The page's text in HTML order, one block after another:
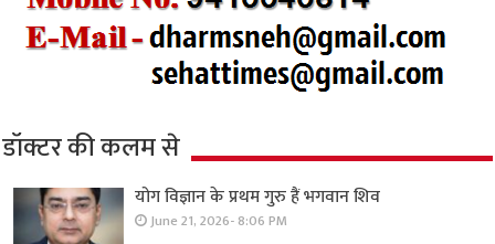
डॉक्टर की कलम से
योग विज्ञान के प्रथम गुरु हैं भगवान शिव
June 21, 2026- 8:06 PM